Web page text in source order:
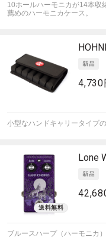
10ホールハーモニカが14本収
薦めのハーモニカケース。
4,730
小型なハンドキャリータイプ
Lone
ブルースハープ（ハーモニカ